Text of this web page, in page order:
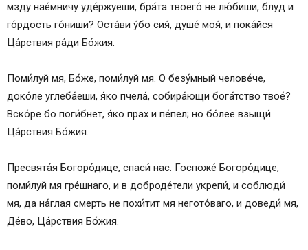
мзду нае́мничу уде́ржуеши, бра́та твоего́ не лю́биши, блуд и
го́рдость го́ниши? Оста́ви у́бо сия́, душе́ моя́, и пока́йся
Ца́рствия ра́ди Бо́жия.
Поми́луй мя, Бо́же, поми́луй мя. О безу́мный челове́че,
доко́ле углеба́еши, я́ко пчела́, собира́ющи бога́тство твое́?
Вско́ре бо поги́бнет, я́ко прах и пе́пел; но бо́лее взыщи́
Ца́рствия Бо́жия.
Пресвята́я Богоро́дице, спаси́ нас. Госпоже́ Богоро́дице,
поми́луй мя гре́шнаго, и в доброде́тели укрепи́, и соблюди́
мя, да на́глая смерть не похи́тит мя негото́ваго, и доведи́ мя,
Де́во, Ца́рствия Бо́жия.